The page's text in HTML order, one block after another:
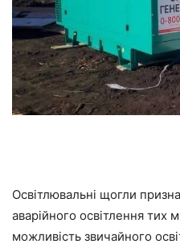
Освітлювальні щогли
аварійного освітлення тих
можливість звичайного